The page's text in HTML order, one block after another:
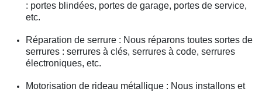
: portes blindées, portes de garage, portes de service,
etc.
Réparation de serrure : Nous réparons toutes sortes de
serrures : serrures à clés, serrures à code, serrures
électroniques, etc.
Motorisation de rideau métallique : Nous installons et